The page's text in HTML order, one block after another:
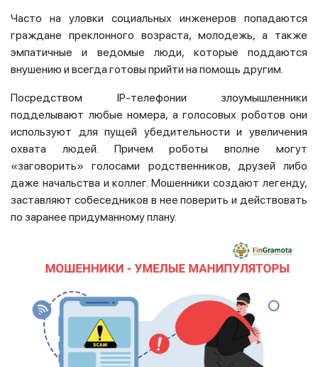
Часто на уловки социальных инженеров попадаются
граждане преклонного возраста, молодежь, а также
эмпатичные и ведомые люди, которые поддаются
внушению и всегда готовы прийти на помощь другим.
Посредством IP-телефонии злоумышленники
подделывают любые номера, а голосовых роботов они
используют для пущей убедительности и увеличения
охвата людей. Причем роботы вполне могут
«заговорить» голосами родственников, друзей либо
даже начальства и коллег. Мошенники создают легенду,
заставляют собеседников в нее поверить и действовать
по заранее придуманному плану.